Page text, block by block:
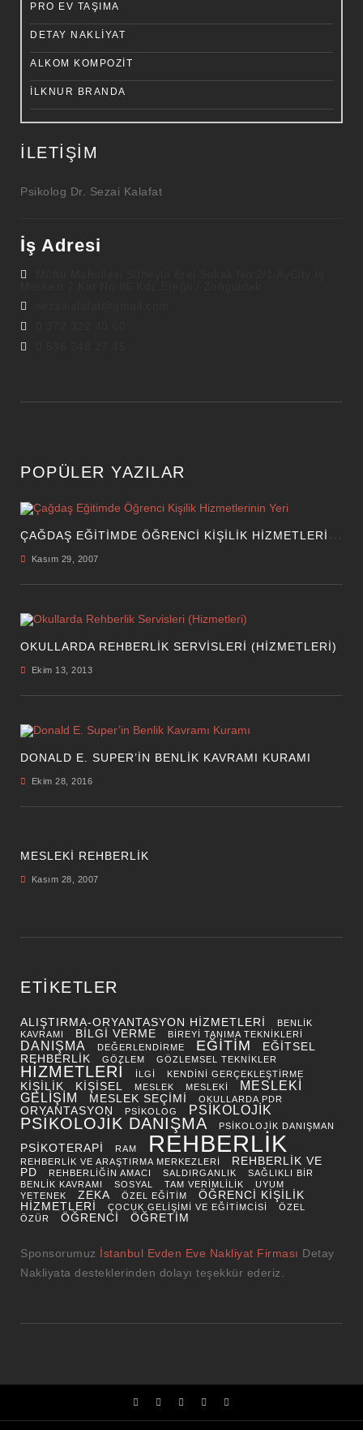
PRO EV TAŞIMA
DETAY NAKLIYAT
ALKOM KOMPOZIT
İLKNUR BRANDA
İLETIŞIM
Psikolog Dr. Sezai Kalafat
İş Adresi
POPÜLER YAZILAR
Kasım 29, 2007
OKULLARDA REHBERLIK SERVISLERI (HIZMETLERI)
Ekim 13, 2013
DONALD E. SUPER’IN BENLIK KAVRAMI KURAMI
Ekim 28, 2016
MESLEKİ REHBERLİK
Kasım 28, 2007
ETIKETLER
ALIŞTIRMA-ORYANTASYON HIZMETLERI
BENLIK
KAVRAMI
BILGI VERME BIREYI TANIMA TEKNIKLERI
DANIŞMA DEĞERLENDIRME EĞITIM
EĞITSEL
REHBERLIK
GÖZLEM GÖZLEMSEL TEKNIKLER
HIZMETLERI ILGI KENDINI GERÇEKLEŞTIRME
KIŞILIK KIŞISEL MESLEK MESLEKI
MESLEKI
GELIŞIM
MESLEK SEÇIMI OKULLARDA PDR
ORYANTASYON PSIKOLOG PSIKOLOJIK
PSIKOLOJIK DANIŞMA PSIKOLOJIK DANIŞMAN
PSIKOTERAPI RAM REHBERLIK
REHBERLIK VE ARAŞTIRMA MERKEZLERI
REHBERLIK VE
PD
REHBERLIĞIN AMACI SALDIRGANLIK
SAĞLIKLI BIR
BENLIK KAVRAMI
SOSYAL TAM VERIMLILIK
UYUM
YETENEK
ZEKA ÖZEL EĞITIM
ÖĞRENCI KIŞILIK
HIZMETLERI
ÇOCUK GELIŞIMI VE EĞITIMCISI
ÖZEL
ÖZÜR
ÖĞRENCI ÖĞRETIM
Sponsorumuz İstanbul Evden Eve Nakliyat Firması Detay
Nakliyata desteklerinden dolayı teşekkür ederiz.